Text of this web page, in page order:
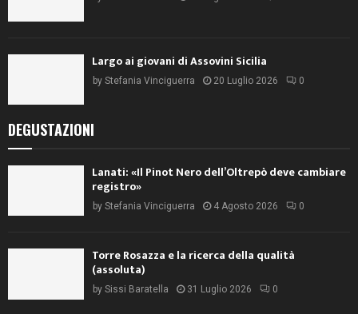
Largo ai giovani di Assovini Sicilia
by Stefania Vinciguerra 20 Luglio 2026 0
DEGUSTAZIONI
Lanati: «Il Pinot Nero dell’Oltrepò deve cambiare
registro»
by Stefania Vinciguerra 4 Agosto 2026 0
Torre Rosazza e la ricerca della qualità
(assoluta)
by Sissi Baratella 31 Luglio 2026 0